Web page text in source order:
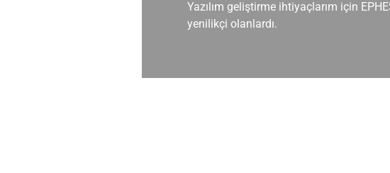
Müşteri desteği mükemmel. Her